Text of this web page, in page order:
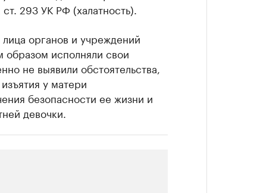
293 УК РФ (халатность).
органов и учреждений
исполняли свои
не выявили обстоятельства,
у матери
безопасности ее жизни и
девочки.